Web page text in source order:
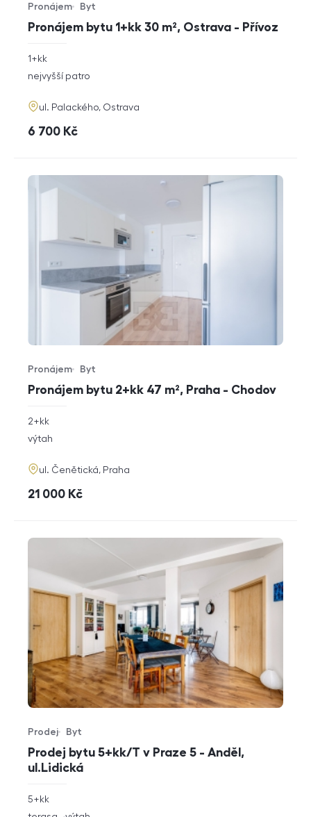
Pronájem bytu 1+kk 30 m², Ostrava - Přívoz
Typ nabídky
Pronájem
Typ nemovitosti
Byt
rozměry
dispozice
1+kk
funkce
nejvyšší patro
adresa
ul. Palackého, Ostrava
cena
6 700 Kč
Pronájem bytu 2+kk 47 m², Praha - Chodov
Typ nabídky
Pronájem
Typ nemovitosti
Byt
rozměry
dispozice
2+kk
funkce
výtah
adresa
ul. Čenětická, Praha
cena
21 000 Kč
Prodej bytu 5+kk/T v Praze 5 - Anděl,
ul.Lidická
Typ nabídky
Prodej
Typ nemovitosti
Byt
rozměry
5+kk